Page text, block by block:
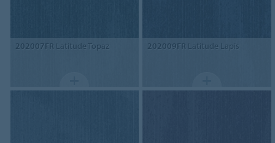
202007FR Latitude Topaz 202009FR Latitude Lapis